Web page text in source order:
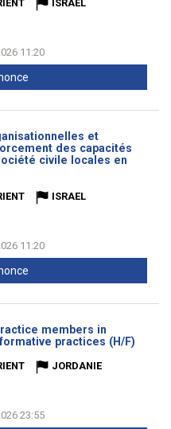
ISRAEL
11:20
et
des capacités
civile locales en
ISRAEL
11:20
members in
practices (H/F)
JORDANIE
23:55